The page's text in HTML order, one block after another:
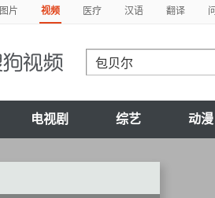
图片 视频 医疗 汉语 翻译
电视剧 综艺 动漫